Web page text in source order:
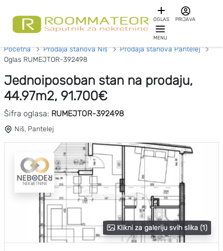
OGLAS PRIJAVA
MENU
Početna Prodaja stanova Niš
Prodaja stanova Pantelej
Oglas RUMEJTOR-392498
Jednoiposoban stan na prodaju,
44.97m2, 91.700€
Šifra oglasa: RUMEJTOR-392498
Niš, Pantelej
Klikni za galeriju svih slika (1)